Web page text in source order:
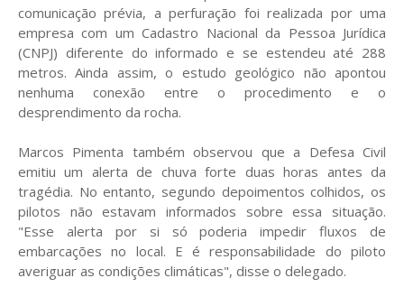
comunicação prévia, a perfuração foi realizada por uma
empresa com um Cadastro Nacional da Pessoa Jurídica
(CNPJ) diferente do informado e se estendeu até 288
metros. Ainda assim, o estudo geológico não apontou
nenhuma conexão entre o procedimento e o
desprendimento da rocha.
Marcos Pimenta também observou que a Defesa Civil
emitiu um alerta de chuva forte duas horas antes da
tragédia. No entanto, segundo depoimentos colhidos, os
pilotos não estavam informados sobre essa situação.
"Esse alerta por si só poderia impedir fluxos de
embarcações no local. E é responsabilidade do piloto
averiguar as condições climáticas", disse o delegado.